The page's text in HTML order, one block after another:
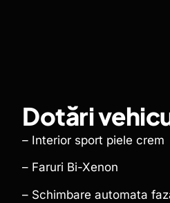
Dotări
– Interior sport piele crem
– Faruri Bi-Xenon
– Schimbare automata